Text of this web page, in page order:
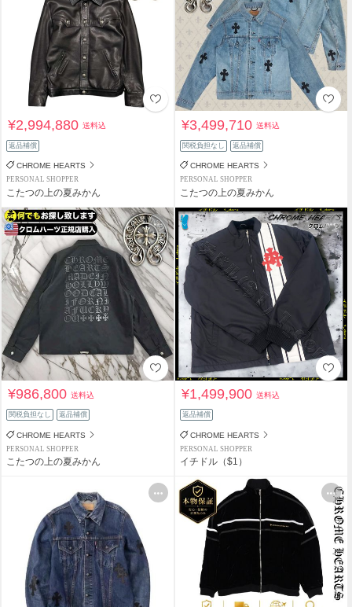
¥2,994,880送料込
返品補償
CHROME HEARTS
PERSONAL SHOPPER
こたつの上の夏みかん
¥3,499,710送料込
関税負担なし 返品補償
CHROME HEARTS
PERSONAL SHOPPER
こたつの上の夏みかん
¥986,800送料込
関税負担なし 返品補償
CHROME HEARTS
PERSONAL SHOPPER
こたつの上の夏みかん
¥1,499,900送料込
返品補償
CHROME HEARTS
PERSONAL SHOPPER
イチドル（$1）